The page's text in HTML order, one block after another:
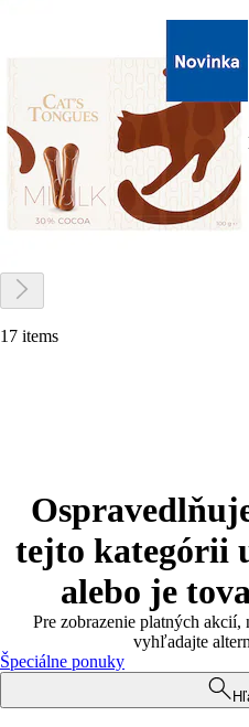
17 items
tejto kategórii
alebo je
Pre zobrazenie platných akcií,
vyhľadajte
Špeciálne ponuky